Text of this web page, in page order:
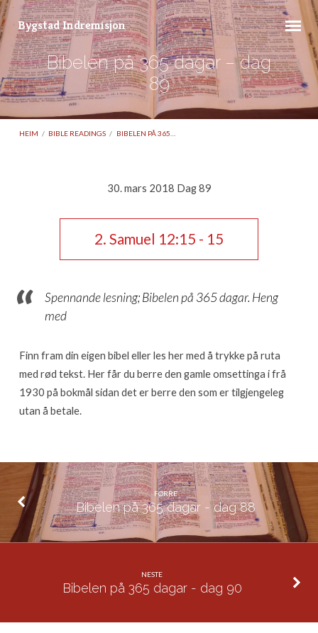
Bygstad Indremisjon
Bibelen på 365 dagar – dag
89
HEIM / BIBLE READINGS / BIBELEN PÅ 365…
–
dag
30. mars 2018 Dag 89
2. Samuel 12:15 - 15
Spennande lesning; Bibelen på 365 dagar. Heng
med
Finn fram din eigen bibel eller les her med å trykke på ruta
med rød tekst. Her får du berre den gamle omsettinga i frå
1930 på bokmål sidan det er berre den som er tilgjengeleg
utan å betale.
FØRRE
Bibelen på 365 dagar - dag 88
NESTE
Bibelen på 365 dagar - dag 90